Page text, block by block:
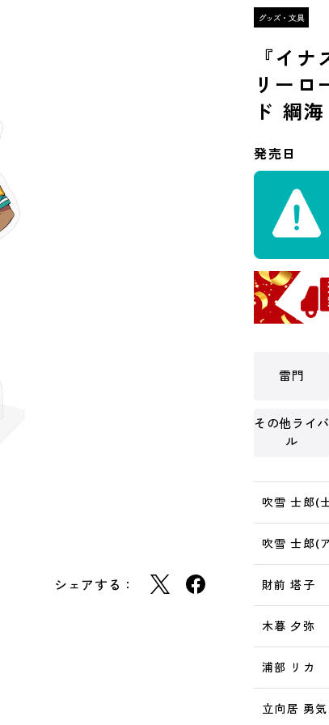
シェアする：
『イ
リーロ
ド 綱
発売日
雷門
その他ライバ
ル
吹雪 士郎(
吹雪 士郎(
財前 塔子
木暮 夕弥
浦部 リカ
立向居 勇気